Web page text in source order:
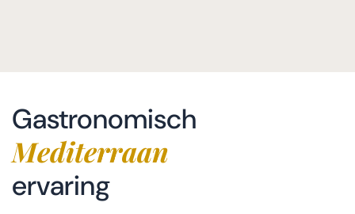
Gastronomisch
Mediterraan
ervaring